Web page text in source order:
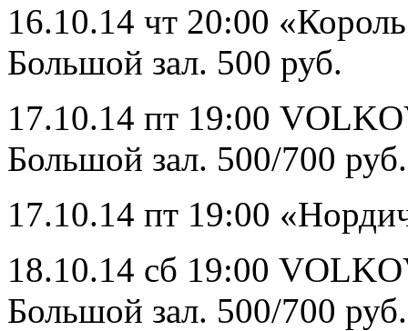
16.10.14 чт 20:00
Большой зал. 500 руб.
17.10.14 пт 19:00
Большой зал. 500/700 руб.
17.10.14 пт 19:00
18.10.14 сб 19:00
Большой зал. 500/700 руб.